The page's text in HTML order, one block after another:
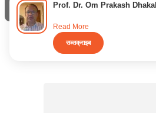
Prof. Dr. Om Prakash Dhakal
Read More
सब्सक्राइब